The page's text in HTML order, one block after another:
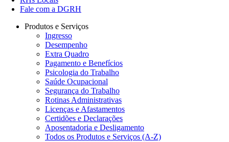
Fale com a DGRH
Produtos e Serviços
Ingresso
Desempenho
Extra Quadro
Pagamento e Benefícios
Psicologia do Trabalho
Saúde Ocupacional
Segurança do Trabalho
Rotinas Administrativas
Licenças e Afastamentos
Certidões e Declarações
Aposentadoria e Desligamento
Todos os Produtos e Serviços (A-Z)